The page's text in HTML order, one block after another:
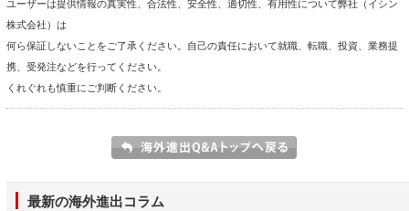
ユーザーは提供情報の真実性、合法性、安全性、適切性、有用性について弊社（イシン
株式会社）は
何ら保証しないことをご了承ください。自己の責任において就職、転職、投資、業務提
携、受発注などを行ってください。
くれぐれも慎重にご判断ください。
最新の海外進出コラム